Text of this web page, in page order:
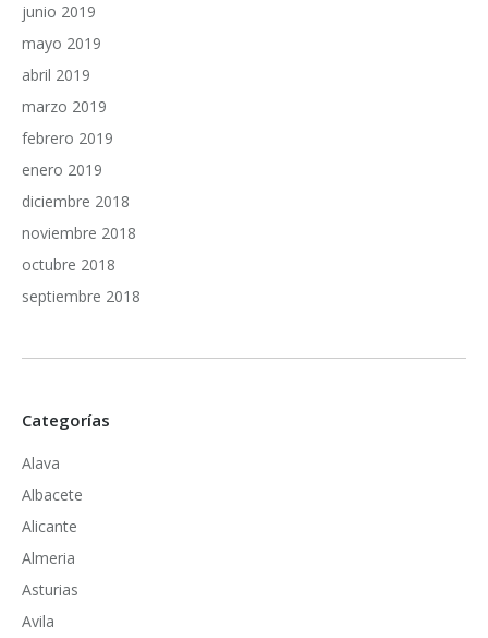
junio 2019
mayo 2019
abril 2019
marzo 2019
febrero 2019
enero 2019
diciembre 2018
noviembre 2018
octubre 2018
septiembre 2018
Categorías
Alava
Albacete
Alicante
Almeria
Asturias
Avila